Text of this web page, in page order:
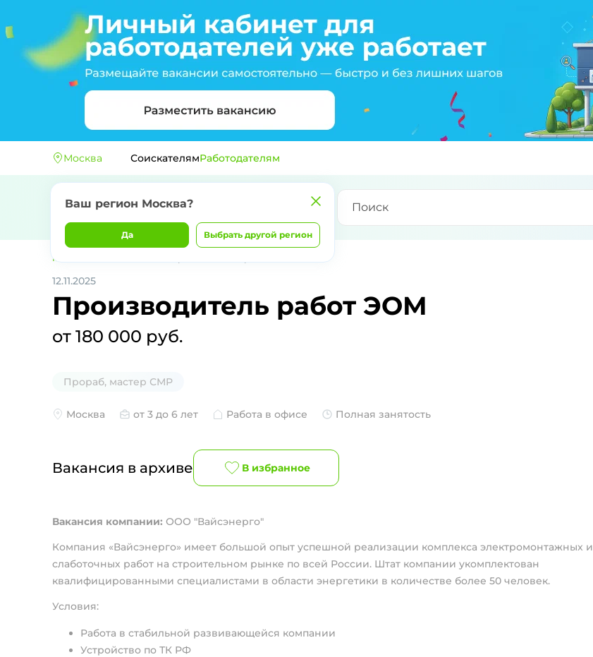
Москва
Ваш регион Москва?
Да Выбрать другой регион
СоискателямРаботодателям
Главная
12.11.2025
Производитель работ ЭОМ
от 180 000 руб.
Прораб, мастер СМР
Москва от 3 до 6 лет Работа в офисе Полная занятость
Вакансия в архиве В избранное
Вакансия компании: ООО "Вайсэнерго"
Компания «Вайсэнерго» имеет большой опыт успешной реализации комплекса электромонтажных и
слаботочных работ на строительном рынке по всей России. Штат компании укомплектован
квалифицированными специалистами в области энергетики в количестве более 50 человек.
Условия:
Работа в стабильной развивающейся компании
Устройство по ТК РФ